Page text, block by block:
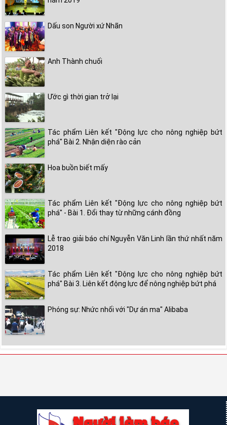
Dấu son Người xứ Nhãn
Anh Thành chuối
Ước gì thời gian trở lại
Tác phẩm Liên kết "Động lực cho nông nghiệp bứt
phá" Bài 2. Nhận diện rào cản
Hoa buồn biết mấy
Tác phẩm Liên kết "Động lực cho nông nghiệp bứt
phá" - Bài 1. Đổi thay từ những cánh đồng
Lễ trao giải báo chí Nguyễn Văn Linh lần thứ nhất năm
2018
Tác phẩm Liên kết "Động lực cho nông nghiệp bứt
phá" Bài 3. Liên kết động lực để nông nghiệp bứt phá
Phóng sự: Nhức nhối với "Dự án ma" Alibaba